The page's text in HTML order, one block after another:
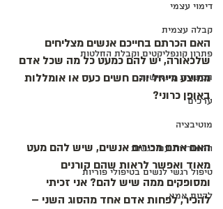
דימוי עצמי
קבלה עצמית
פתרון קונפליקטים וקבלת החלטות
תקשורת בינאישית
ערכים
מוטיבציה
התמודדות עם רגשות
טיפול רגשי לנשים בטיפולי פוריות
להיות אמא
האם הכרתם בחייכם אנשים מצליחים
שלכאורה, יש להם כמעט כל מה שכל אדם
ממוצע מייחל והם חשים כעס או אומללות
באופן כרוני?
האם אתם מכירים אנשים, שיש להם מעט
מאוד ואפשר לראות שהם קורנים
ומסופקים ממה שיש להם? אני זכיתי
להכיר, לפחות אדם אחד מהסוג השני –